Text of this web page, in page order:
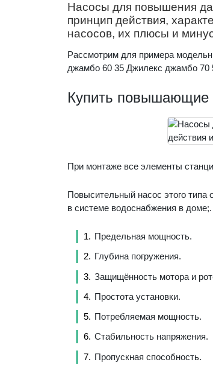
Насосы для повышения
принцип действия,
насосов, их плюсы и
Рассмотрим для примера
джамбо 60 35 Джилекс джамбо 70
Купить повышающие
При монтаже все элементы
Повысительный насос этого
в системе водоснабжения в доме;.
Предельная мощность.
Глубина погружения.
Защищённость мотора и
Простота установки.
Потребляемая мощность.
Стабильность напряжения.
Пропускная способность.